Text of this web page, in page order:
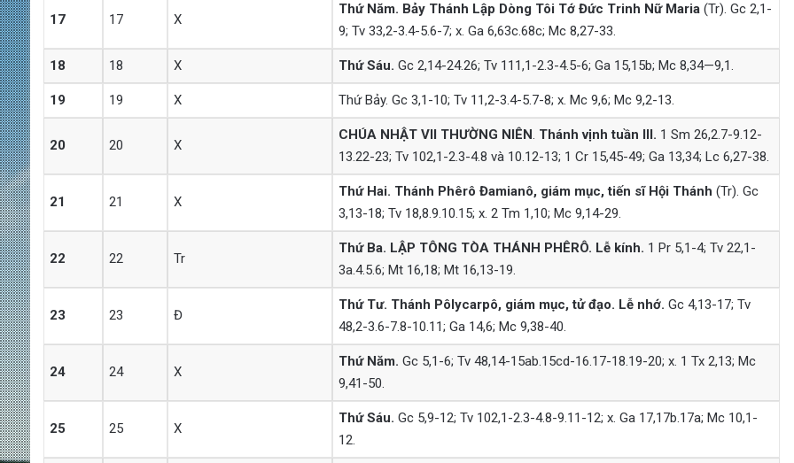
17 17 X
Thứ Năm. Bảy Thánh Lập Dòng Tôi Tớ Đức Trinh Nữ Maria(Tr). Gc 2,1-
9; Tv 33,2-3.4-5.6-7; x. Ga 6,63c.68c; Mc 8,27-33.
18 18 X Thứ Sáu. Gc 2,14-24.26; Tv 111,1-2.3-4.5-6; Ga 15,15b; Mc 8,34—9,1.
19 19 X Thứ Bảy. Gc 3,1-10; Tv 11,2-3.4-5.7-8; x. Mc 9,6; Mc 9,2-13.
20 20 X
CHÚA NHẬT VII THƯỜNG NIÊN. Thánh vịnh tuần III. 1 Sm 26,2.7-9.12-
13.22-23; Tv 102,1-2.3-4.8 và 10.12-13; 1 Cr 15,45-49; Ga 13,34; Lc 6,27-38.
21 21 X
Thứ Hai. Thánh Phêrô Đamianô, giám mục, tiến sĩ Hội Thánh (Tr). Gc
3,13-18; Tv 18,8.9.10.15; x. 2 Tm 1,10; Mc 9,14-29.
22 22 Tr
Thứ Ba. LẬP TÔNG TÒA THÁNH PHÊRÔ. Lễ kính. 1 Pr 5,1-4; Tv 22,1-
3a.4.5.6; Mt 16,18; Mt 16,13-19.
23 23 Đ
Thứ Tư. Thánh Pôlycarpô, giám mục, tử đạo. Lễ nhớ. Gc 4,13-17; Tv
48,2-3.6-7.8-10.11; Ga 14,6; Mc 9,38-40.
24 24 X
Thứ Năm. Gc 5,1-6; Tv 48,14-15ab.15cd-16.17-18.19-20; x. 1 Tx 2,13; Mc
9,41-50.
25 25 X
Thứ Sáu. Gc 5,9-12; Tv 102,1-2.3-4.8-9.11-12; x. Ga 17,17b.17a; Mc 10,1-
12.